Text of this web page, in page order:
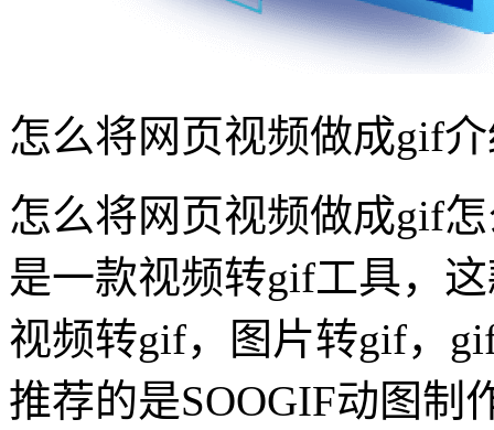
怎么将网页视频做成gif
怎么将网页视频做成gif
是一款视频转gif工具，
视频转gif，图片转gif，
推荐的是SOOGIF动图制